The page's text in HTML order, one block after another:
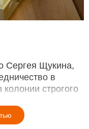
Сергея Щукина,
в
строгого